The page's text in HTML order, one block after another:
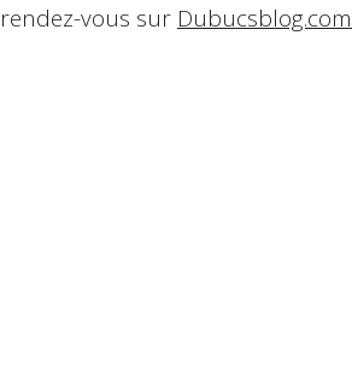
rendez-vous sur Dubucsblog.com